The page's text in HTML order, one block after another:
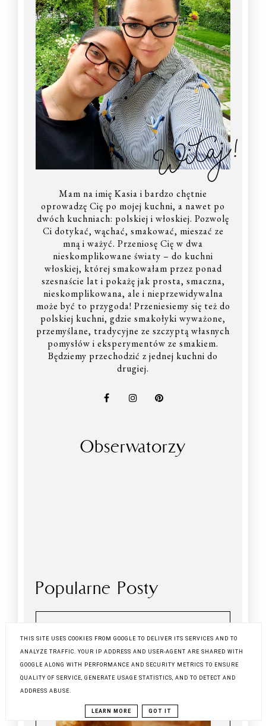
Witaj!
Mam na imię Kasia i bardzo chętnie
oprowadzę Cię po mojej kuchni, a nawet po
dwóch kuchniach: polskiej i włoskiej. Pozwolę
Ci dotykać, wąchać, smakować, mieszać ze
mną i ważyć. Przeniosę Cię w dwa
nieskomplikowane światy – do kuchni
włoskiej, której smakowałam przez ponad
szesnaście lat i pokażę jak prosta, smaczna,
nieskomplikowana, ale i nieprzewidywalna
może być to przygoda! Przeniesiemy się też do
polskiej kuchni, gdzie smakołyki wyważone,
przemyślane, tradycyjne ze szczyptą własnych
pomysłów i eksperymentów ze smakiem.
Będziemy przechodzić z jednej kuchni do
drugiej.
Obserwatorzy
Popularne Posty
THIS SITE USES COOKIES FROM GOOGLE TO DELIVER ITS SERVICES AND TO
ANALYZE TRAFFIC. YOUR IP ADDRESS AND USER-AGENT ARE SHARED WITH
GOOGLE ALONG WITH PERFORMANCE AND SECURITY METRICS TO ENSURE
QUALITY OF SERVICE, GENERATE USAGE STATISTICS, AND TO DETECT AND
ADDRESS ABUSE.
LEARN MORE GOT IT